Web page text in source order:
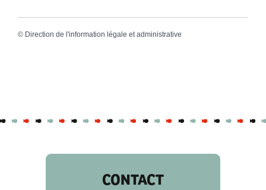
© Direction de l'information légale et administrative
CONTACT